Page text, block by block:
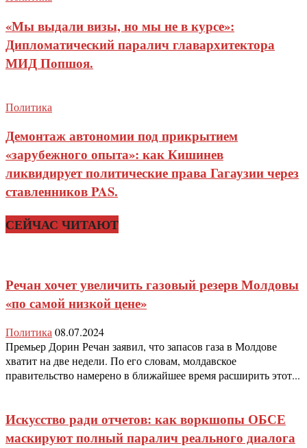
«Мы выдали визы, но мы не в курсе»:
Дипломатический паралич главархитектора
МИД Попшоя.
Политика
Демонтаж автономии под прикрытием
«зарубежного опыта»: как Кишинев
ликвидирует политические права Гагаузии через
ставленников PAS.
СЕЙЧАС ЧИТАЮТ
Речан хочет увеличить газовый резерв Молдовы
«по самой низкой цене»
Политика08.07.2024
Премьер Дорин Речан заявил, что запасов газа в Молдове
хватит на две недели. По его словам, молдавское
правительство намерено в ближайшее время расширить этот...
Искусство ради отчетов: как воркшопы ОБСЕ
маскируют полный паралич реального диалога